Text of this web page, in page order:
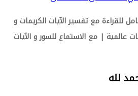
للقراءة مع تفسير الآيات الكريمات و
عالمية | مع الاستماع للسور و الآيات
لله